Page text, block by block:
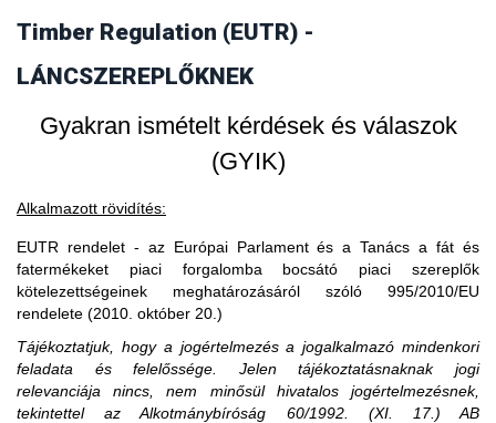
Timber Regulation (EUTR) -
LÁNCSZEREPLŐKNEK
Gyakran ismételt kérdések és válaszok
(GYIK)
Alkalmazott rövidítés:
EUTR rendelet - az Európai Parlament és a Tanács a fát és
fatermékeket piaci forgalomba bocsátó piaci szereplők
kötelezettségeinek meghatározásáról szóló 995/2010/EU
rendelete (2010. október 20.)
Tájékoztatjuk, hogy a jogértelmezés a jogalkalmazó mindenkori
feladata és felelőssége. Jelen tájékoztatásnaknak jogi
relevanciája nincs, nem minősül hivatalos jogértelmezésnek,
tekintettel az Alkotmánybíróság 60/1992. (XI. 17.) AB
3. Amennyiben egy piaci szereplő EU-s
partnertől vásárol, akkor is importál?
vásárol faterméket, akkor fogalmilag kizárt, hogy a
faterméket vásárló uniós gazdasági szereplő piaci szereplő
legyen, ő csak kereskedőnek minősülhet.